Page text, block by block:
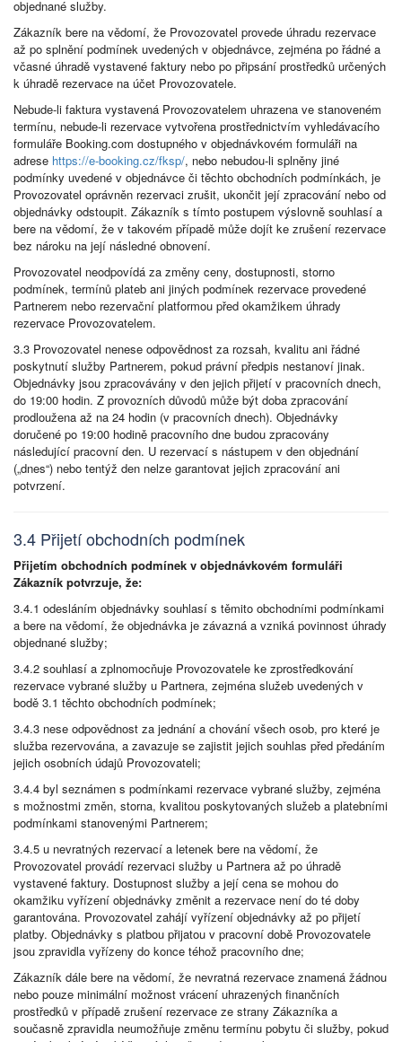
objednané služby.
Zákazník bere na vědomí, že Provozovatel provede úhradu rezervace
až po splnění podmínek uvedených v objednávce, zejména po řádné a
včasné úhradě vystavené faktury nebo po připsání prostředků určených
k úhradě rezervace na účet Provozovatele.
Nebude-li faktura vystavená Provozovatelem uhrazena ve stanoveném
termínu, nebude-li rezervace vytvořena prostřednictvím vyhledávacího
formuláře Booking.com dostupného v objednávkovém formuláři na
adrese https://e-booking.cz/fksp/, nebo nebudou-li splněny jiné
podmínky uvedené v objednávce či těchto obchodních podmínkách, je
Provozovatel oprávněn rezervaci zrušit, ukončit její zpracování nebo od
objednávky odstoupit. Zákazník s tímto postupem výslovně souhlasí a
bere na vědomí, že v takovém případě může dojít ke zrušení rezervace
bez nároku na její následné obnovení.
Provozovatel neodpovídá za změny ceny, dostupnosti, storno
podmínek, termínů plateb ani jiných podmínek rezervace provedené
Partnerem nebo rezervační platformou před okamžikem úhrady
rezervace Provozovatelem.
3.3 Provozovatel nenese odpovědnost za rozsah, kvalitu ani řádné
poskytnutí služby Partnerem, pokud právní předpis nestanoví jinak.
Objednávky jsou zpracovávány v den jejich přijetí v pracovních dnech,
do 19:00 hodin. Z provozních důvodů může být doba zpracování
prodloužena až na 24 hodin (v pracovních dnech). Objednávky
doručené po 19:00 hodině pracovního dne budou zpracovány
následující pracovní den. U rezervací s nástupem v den objednání
(„dnes“) nebo tentýž den nelze garantovat jejich zpracování ani
potvrzení.
3.4 Přijetí obchodních podmínek
Přijetím obchodních podmínek v objednávkovém formuláři
Zákazník potvrzuje, že:
3.4.1 odesláním objednávky souhlasí s těmito obchodními podmínkami
a bere na vědomí, že objednávka je závazná a vzniká povinnost úhrady
objednané služby;
3.4.2 souhlasí a zplnomocňuje Provozovatele ke zprostředkování
rezervace vybrané služby u Partnera, zejména služeb uvedených v
bodě 3.1 těchto obchodních podmínek;
3.4.3 nese odpovědnost za jednání a chování všech osob, pro které je
služba rezervována, a zavazuje se zajistit jejich souhlas před předáním
jejich osobních údajů Provozovateli;
3.4.4 byl seznámen s podmínkami rezervace vybrané služby, zejména
s možnostmi změn, storna, kvalitou poskytovaných služeb a platebními
podmínkami stanovenými Partnerem;
3.4.5 u nevratných rezervací a letenek bere na vědomí, že
Provozovatel provádí rezervaci služby u Partnera až po úhradě
vystavené faktury. Dostupnost služby a její cena se mohou do
okamžiku vyřízení objednávky změnit a rezervace není do té doby
garantována. Provozovatel zahájí vyřízení objednávky až po přijetí
platby. Objednávky s platbou přijatou v pracovní době Provozovatele
jsou zpravidla vyřízeny do konce téhož pracovního dne;
Zákazník dále bere na vědomí, že nevratná rezervace znamená žádnou
nebo pouze minimální možnost vrácení uhrazených finančních
prostředků v případě zrušení rezervace ze strany Zákazníka a
současně zpravidla neumožňuje změnu termínu pobytu či služby, pokud